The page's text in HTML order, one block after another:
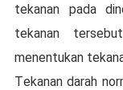
tekanan pada
tеkаnаn
menentukan
Tеkаnаn darah